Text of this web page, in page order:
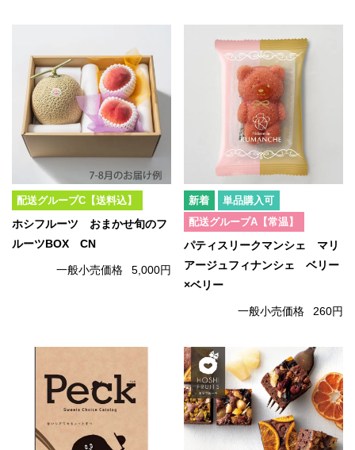
配送グループC【送料込】
ホシフルーツ おまかせ旬のフ
ルーツBOX CN
一般小売価格 5,000円
単品購入可
配送グループA【常温】
パティスリークマンシェ マリ
アージュフィナンシェ ベリー
×ベリー
一般小売価格 260円